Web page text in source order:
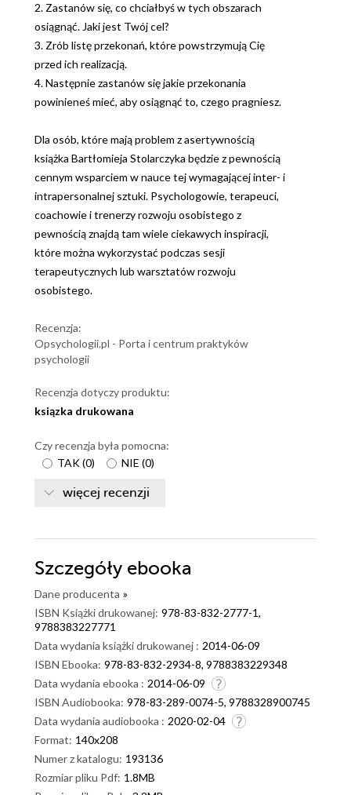
2. Zastanów się, co chciałbyś w tych obszarach
osiągnąć. Jaki jest Twój cel?
3. Zrób listę przekonań, które powstrzymują Cię
przed ich realizacją.
4. Następnie zastanów się jakie przekonania
powinieneś mieć, aby osiągnąć to, czego pragniesz.
Dla osób, które mają problem z asertywnością
książka Bartłomieja Stolarczyka będzie z pewnością
cennym wsparciem w nauce tej wymagającej inter- i
intrapersonalnej sztuki. Psychologowie, terapeuci,
coachowie i trenerzy rozwoju osobistego z
pewnością znajdą tam wiele ciekawych inspiracji,
które można wykorzystać podczas sesji
terapeutycznych lub warsztatów rozwoju
osobistego.
Recenzja:
Opsychologii.pl - Porta i centrum praktyków
psychologii
Recenzja dotyczy produktu:
ksiązka drukowana
Czy recenzja była pomocna:
TAK(0) NIE (0)
więcej recenzji
Szczegóły ebooka
Dane producenta »
ISBN Książki drukowanej: 978-83-832-2777-1,
9788383227771
Data wydania książki drukowanej : 2014-06-09
ISBN Ebooka: 978-83-832-2934-8, 9788383229348
Data wydania ebooka : 2014-06-09
ISBN Audiobooka: 978-83-289-0074-5, 9788328900745
Data wydania audiobooka : 2020-02-04
Format: 140x208
Numer z katalogu: 193136
Rozmiar pliku Pdf: 1.8MB